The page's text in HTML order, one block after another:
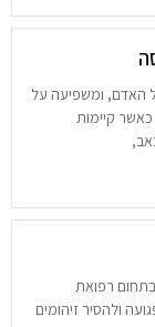
האדם, ומשפיעה על
כאשר קיימות
בתחום רפואת
ולהסיר זיהומים